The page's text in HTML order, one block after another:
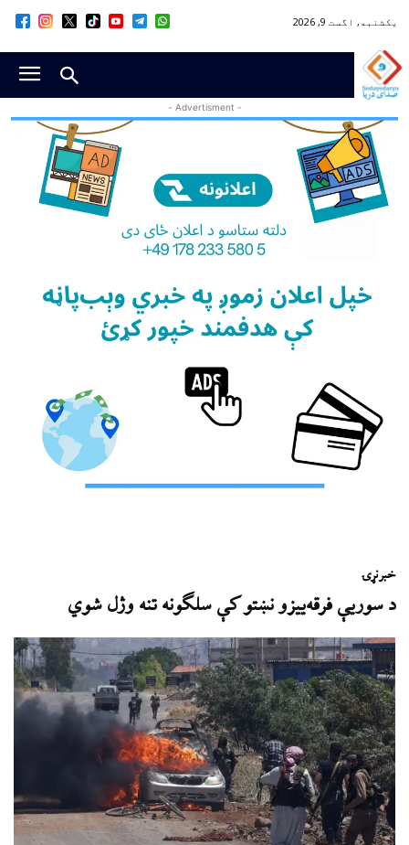
یکشنبه, اگست 9, 2026
- Advertisment -
خبرنړۍ
د سوریې فرقه‌ییزو نښتو کې سلګونه تنه وژل شوي